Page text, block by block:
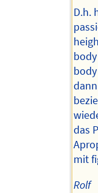
D.h.
das
mit
Rolf